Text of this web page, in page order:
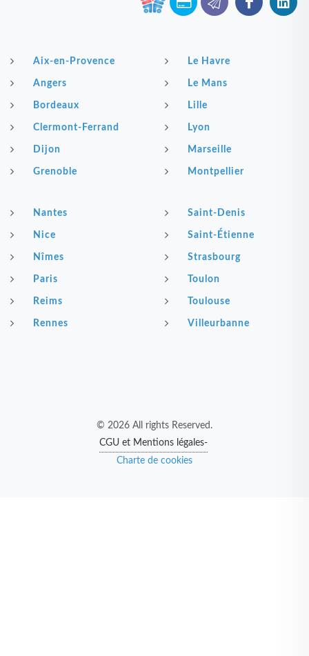
Aix-en-Provence
Angers
Bordeaux
Clermont-Ferrand
Dijon
Grenoble
Le Havre
Le Mans
Lille
Lyon
Marseille
Montpellier
Nantes
Nice
Nîmes
Paris
Reims
Rennes
Saint-Denis
Saint-Étienne
Strasbourg
Toulon
Toulouse
Villeurbanne
© 2026 All rights Reserved.
CGU et Mentions légales-
Charte de cookies